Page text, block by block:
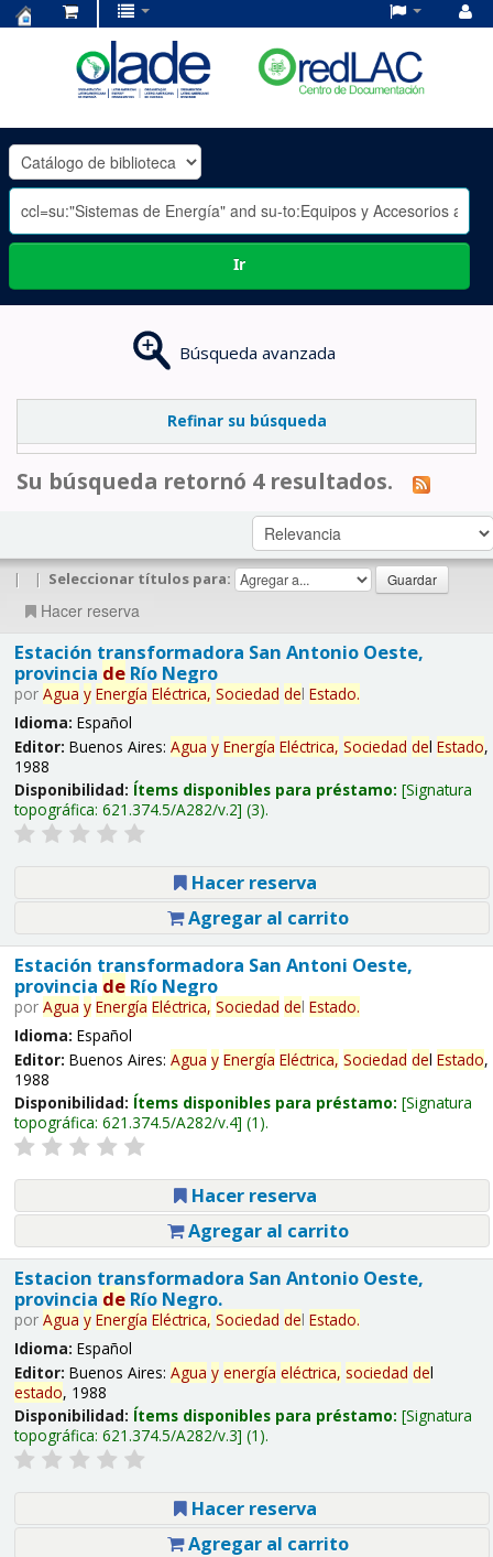
OLADE
-
Ir
Búsqueda avanzada
Refinar su búsqueda
Su búsqueda retornó 4 resultados.
| | Seleccionar títulos para:
Hacer reserva
Estación transformadora San Antonio Oeste,
provincia deRío Negro
por Agua y Energía Eléctrica, Sociedad del Estado.
Idioma: Español
Editor: Buenos Aires: Agua y Energía Eléctrica, Sociedad del Estado,
1988
Disponibilidad: Ítems disponibles para préstamo: Signatura
topográfica: 621.374.5/A282/v.2 (3).
Hacer reserva
Agregar al carrito
Estación transformadora San Antoni Oeste,
provincia deRío Negro
por Agua y Energía Eléctrica, Sociedad del Estado.
Idioma: Español
Editor: Buenos Aires: Agua y Energía Eléctrica, Sociedad del Estado,
1988
Disponibilidad: Ítems disponibles para préstamo: Signatura
topográfica: 621.374.5/A282/v.4 (1).
Hacer reserva
Agregar al carrito
Estacion transformadora San Antonio Oeste,
provincia deRío Negro.
por Agua y Energía Eléctrica, Sociedad del Estado.
Idioma: Español
Editor: Buenos Aires: Agua y energía eléctrica, sociedad del
estado, 1988
Disponibilidad: Ítems disponibles para préstamo: Signatura
topográfica: 621.374.5/A282/v.3 (1).
Hacer reserva
Agregar al carrito